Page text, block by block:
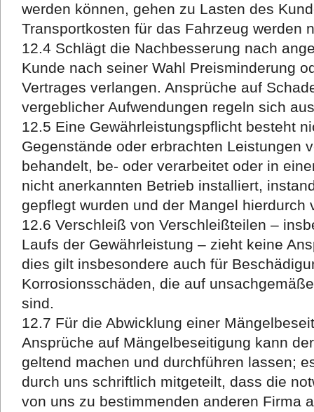
werden können, gehen zu Lasten des
Transportkosten für das Fahrzeug werden
12.4 Schlägt die Nachbesserung nach
Kunde nach seiner Wahl Preisminderung
Vertrages verlangen. Ansprüche auf
vergeblicher Aufwendungen regeln sich
12.5 Eine Gewährleistungspflicht besteht
Gegenstände oder erbrachten Leistungen
behandelt, be- oder verarbeitet oder in
nicht anerkannten Betrieb installiert,
gepflegt wurden und der Mangel hierdurch
12.6 Verschleiß von Verschleißteilen –
Laufs der Gewährleistung – zieht keine
dies gilt insbesondere auch für
Korrosionsschäden, die auf
sind.
12.7 Für die Abwicklung einer
Ansprüche auf Mängelbeseitigung kann
geltend machen und durchführen lassen;
durch uns schriftlich mitgeteilt, dass die
von uns zu bestimmenden anderen Firma